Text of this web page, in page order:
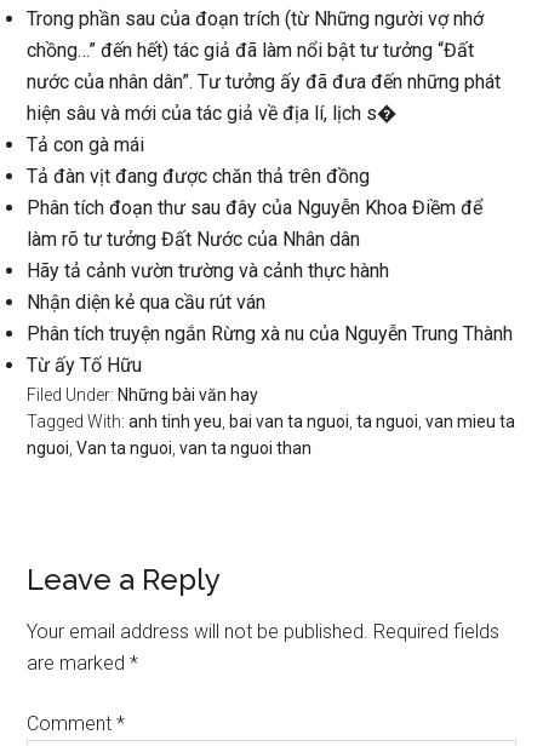
Trong phần sau của đoạn trích (từ Những người vợ nhớ
chồng…” đến hết) tác giả đã làm nổi bật tư tưởng “Đất
nước của nhân dân”. Tư tưởng ấy đã đưa đến những phát
hiện sâu và mới của tác giả về địa lí, lịch s�
Tả con gà mái
Tả đàn vịt đang được chăn thả trên đồng
Phân tích đoạn thư sau đây của Nguyễn Khoa Điềm để
làm rõ tư tưởng Đất Nước của Nhân dân
Hãy tả cảnh vườn trường và cảnh thực hành
Nhận diện kẻ qua cầu rút ván
Phân tích truyện ngắn Rừng xà nu của Nguyễn Trung Thành
Từ ấy Tố Hữu
Filed Under: Những bài văn hay
Tagged With:anh tinh yeu bai van ta nguoi ,ta nguoi ,van mieu ta
nguoi ,Van ta nguoi ,van ta nguoi than
Reader
Interactions
Leave a Reply
Your email address will not be published. Required fields
are marked*
Comment*